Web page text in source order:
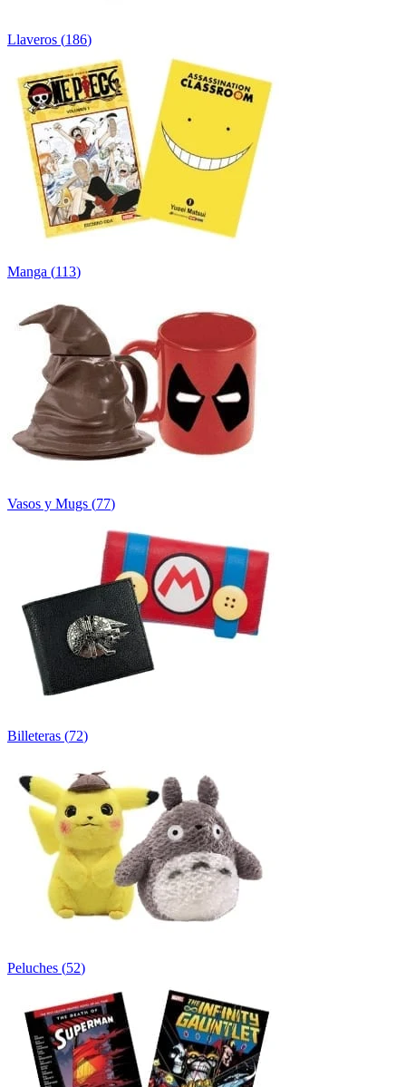
Llaveros (186)
Manga (113)
Vasos y Mugs (77)
Billeteras (72)
Peluches (52)